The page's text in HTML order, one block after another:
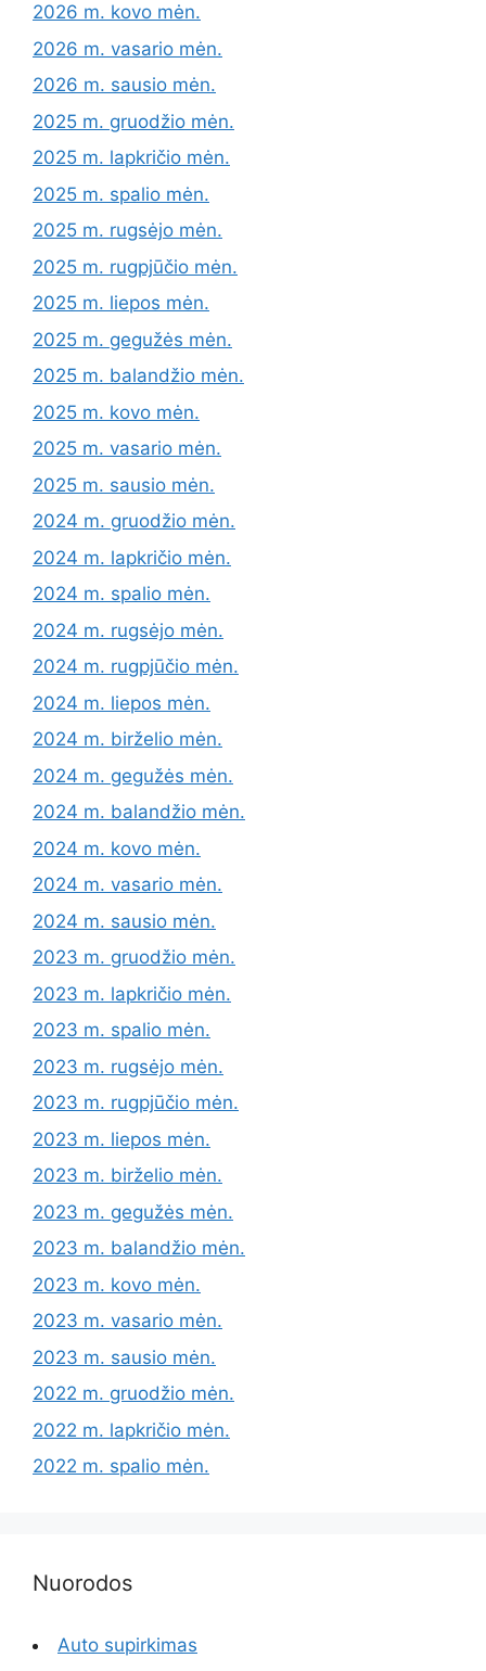
2026 m. kovo mėn.
2026 m. vasario mėn.
2026 m. sausio mėn.
2025 m. gruodžio mėn.
2025 m. lapkričio mėn.
2025 m. spalio mėn.
2025 m. rugsėjo mėn.
2025 m. rugpjūčio mėn.
2025 m. liepos mėn.
2025 m. gegužės mėn.
2025 m. balandžio mėn.
2025 m. kovo mėn.
2025 m. vasario mėn.
2025 m. sausio mėn.
2024 m. gruodžio mėn.
2024 m. lapkričio mėn.
2024 m. spalio mėn.
2024 m. rugsėjo mėn.
2024 m. rugpjūčio mėn.
2024 m. liepos mėn.
2024 m. birželio mėn.
2024 m. gegužės mėn.
2024 m. balandžio mėn.
2024 m. kovo mėn.
2024 m. vasario mėn.
2024 m. sausio mėn.
2023 m. gruodžio mėn.
2023 m. lapkričio mėn.
2023 m. spalio mėn.
2023 m. rugsėjo mėn.
2023 m. rugpjūčio mėn.
2023 m. liepos mėn.
2023 m. birželio mėn.
2023 m. gegužės mėn.
2023 m. balandžio mėn.
2023 m. kovo mėn.
2023 m. vasario mėn.
2023 m. sausio mėn.
2022 m. gruodžio mėn.
2022 m. lapkričio mėn.
2022 m. spalio mėn.
Nuorodos
Auto supirkimas